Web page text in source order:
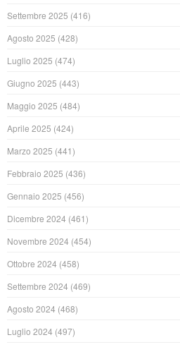
Settembre 2025 (416)
Agosto 2025 (428)
Luglio 2025 (474)
Giugno 2025 (443)
Maggio 2025 (484)
Aprile 2025 (424)
Marzo 2025 (441)
Febbraio 2025 (436)
Gennaio 2025 (456)
Dicembre 2024 (461)
Novembre 2024 (454)
Ottobre 2024 (458)
Settembre 2024 (469)
Agosto 2024 (468)
Luglio 2024 (497)